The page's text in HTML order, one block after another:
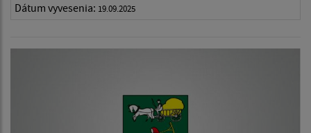
Dátum vyvesenia: 19.09.2025